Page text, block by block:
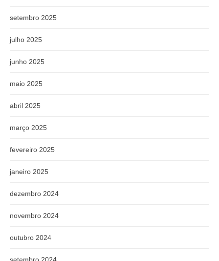
setembro 2025
julho 2025
junho 2025
maio 2025
abril 2025
março 2025
fevereiro 2025
janeiro 2025
dezembro 2024
novembro 2024
outubro 2024